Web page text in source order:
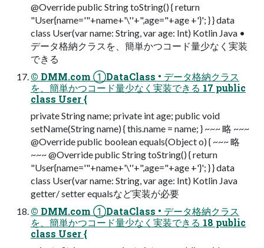
@Override public String toString() { return
"User{name='"+name+'\''+",age="+age +'}'; } } data
class User(var name: String, var age: Int) Kotlin Java •
データ格納クラスを、簡単かつコード量少なく実装
できる
© DMM.com ①DataClass • データ格納クラス
を、簡単かつコード量少なく実装できる 17 public
class User {
private String name; private int age; public void
setName(String name) { this.name = name; } ~~~ 略 ~~~
@Override public boolean equals(Object o) { ~~~ 略
~~~ @Override public String toString() { return
"User{name='"+name+'\''+",age="+age +'}'; } } data
class User(var name: String, var age: Int) Kotlin Java
getter/ setter equalsなど実装が必要
© DMM.com ①DataClass • データ格納クラス
を、簡単かつコード量少なく実装できる 18 public
class User {